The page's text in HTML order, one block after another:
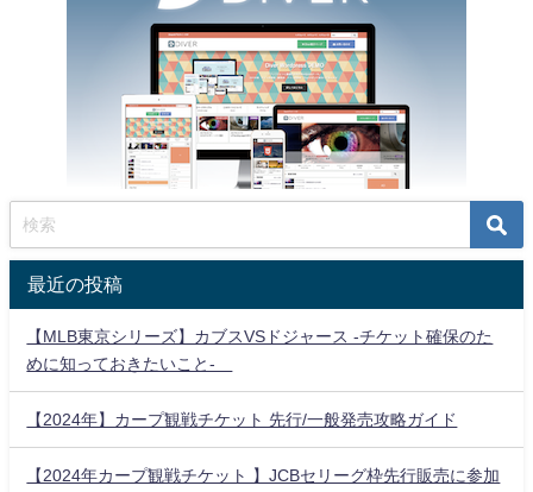
最近の投稿
【MLB東京シリーズ】カブスVSドジャース -チケット確保のた
めに知っておきたいこと-
【2024年】カープ観戦チケット 先行/一般発売攻略ガイド
【2024年カープ観戦チケット 】JCBセリーグ枠先行販売に参加